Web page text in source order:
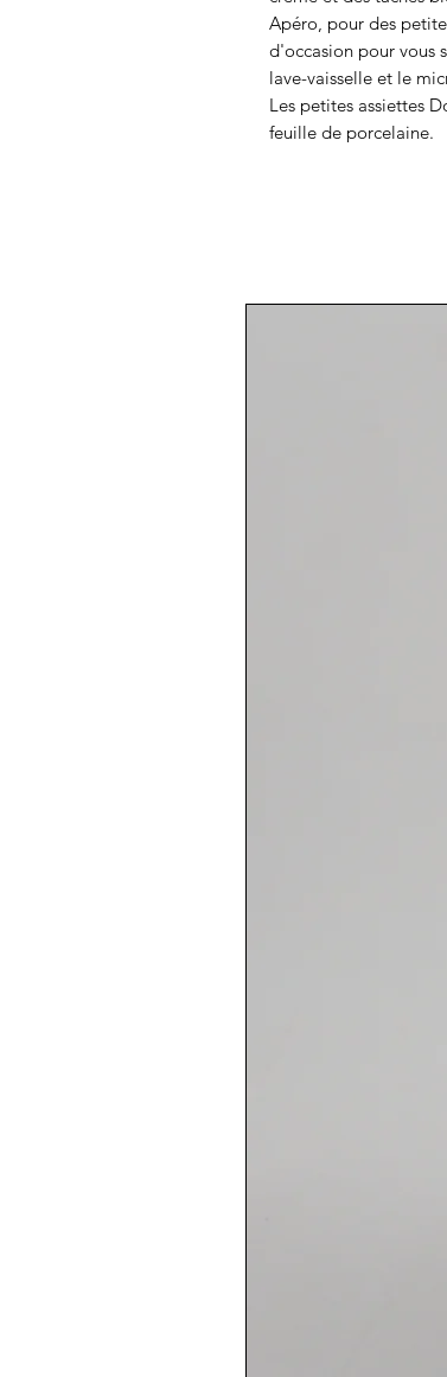
Apéro, pour des
d'occasion pour vous
lave-vaisselle et le
Les petites assiettes
feuille de porcelaine.